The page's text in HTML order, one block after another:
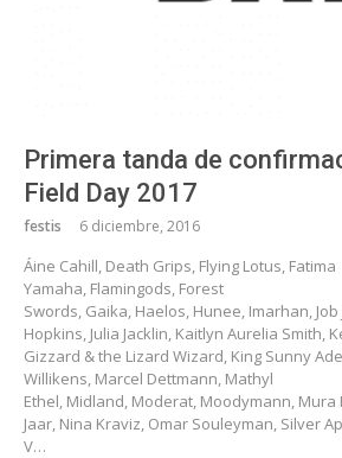
Primera tanda de
Field Day 2017
festis 6 diciembre, 2016
Áine Cahill, Death Grips, Flying Lotus, Fatima
Yamaha, Flamingods, Forest
Swords, Gaika, Haelos, Hunee, Imarhan, Job
Hopkins, Julia Jacklin, Kaitlyn Aurelia Smith,
Gizzard & the Lizard Wizard, King Sunny
Willikens, Marcel Dettmann, Mathyl
Ethel, Midland, Moderat, Moodymann, Mura
Jaar, Nina Kraviz, Omar Souleyman, Silver
V…